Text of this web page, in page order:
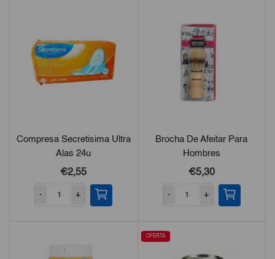
Compresa Secretisima Ultra
Alas 24u
€2,55
- +
Brocha De Afeitar Para
Hombres
€5,30
- +
OFERTA